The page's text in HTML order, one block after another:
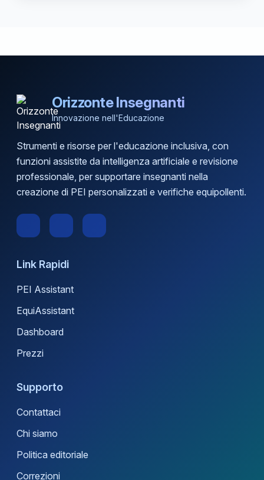
Orizzonte Insegnanti
Innovazione nell'Educazione
Strumenti e risorse per l'educazione inclusiva, con
funzioni assistite da intelligenza artificiale e revisione
professionale, per supportare insegnanti nella
creazione di PEI personalizzati e verifiche equipollenti.
Link Rapidi
PEI Assistant
EquiAssistant
Dashboard
Prezzi
Supporto
Contattaci
Chi siamo
Politica editoriale
Correzioni